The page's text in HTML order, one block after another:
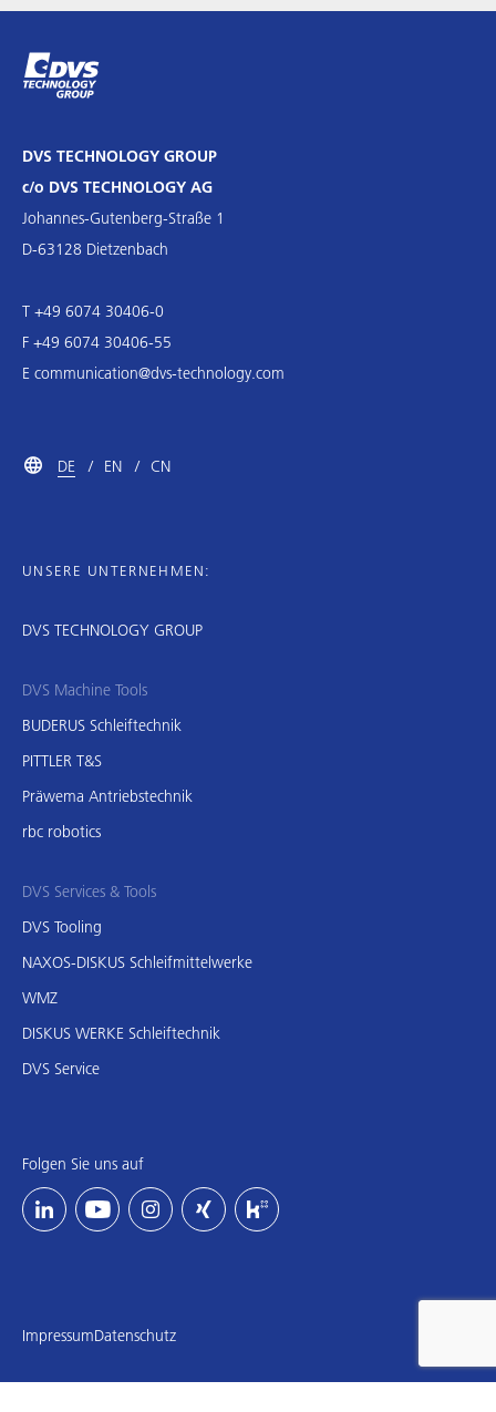
DVS TECHNOLOGY GROUP
c/o DVS TECHNOLOGY AG
Johannes-Gutenberg-Straße 1
D-63128 Dietzenbach
T +49 6074 30406-0
F +49 6074 30406-55
E communication@dvs-technology.com
DE EN CN
UNSERE UNTERNEHMEN:
DVS TECHNOLOGY GROUP
DVS Machine Tools
BUDERUS Schleiftechnik
PITTLER T&S
Präwema Antriebstechnik
rbc robotics
DVS Services & Tools
DVS Tooling
NAXOS-DISKUS Schleifmittelwerke
WMZ
DISKUS WERKE Schleiftechnik
DVS Service
Folgen Sie uns auf
ImpressumDatenschutz